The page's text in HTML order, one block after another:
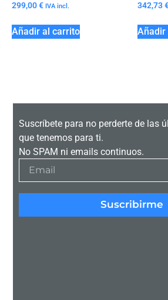
299,00€ IVA incl.
Añadir al carrito
342,73
Añadir
Suscríbete para no perderte de las
que tenemos para ti.
No SPAM ni emails continuos.
Suscribirme